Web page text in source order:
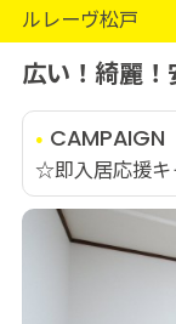
ルレーヴ松戸
広い！綺麗
CAMPAIGN
☆即入居応援キ